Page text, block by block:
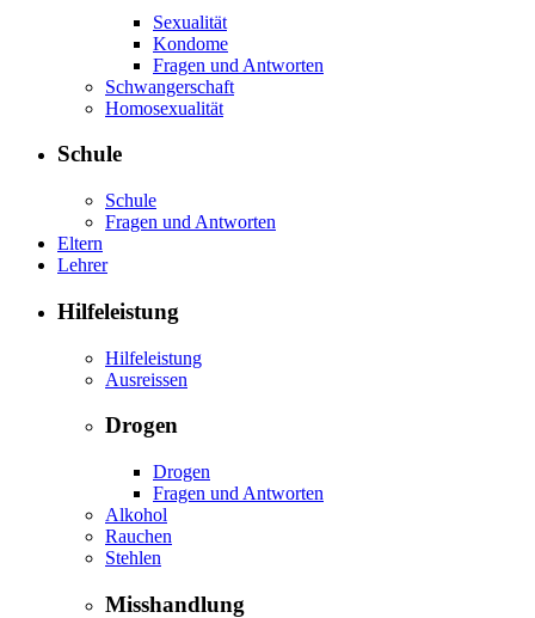
Sexualität
Kondome
Fragen und Antworten
Schwangerschaft
Homosexualität
Schule
Schule
Fragen und Antworten
Eltern
Lehrer
Hilfeleistung
Hilfeleistung
Ausreissen
Drogen
Drogen
Fragen und Antworten
Alkohol
Rauchen
Stehlen
Misshandlung